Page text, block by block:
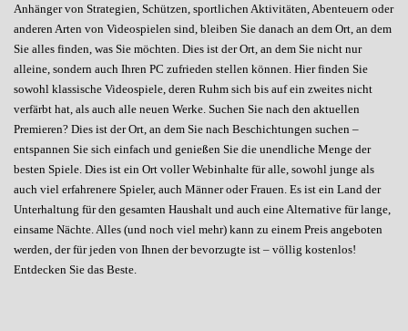
Anhänger von Strategien, Schützen, sportlichen Aktivitäten, Abenteuern oder
anderen Arten von Videospielen sind, bleiben Sie danach an dem Ort, an dem
Sie alles finden, was Sie möchten. Dies ist der Ort, an dem Sie nicht nur
alleine, sondern auch Ihren PC zufrieden stellen können. Hier finden Sie
sowohl klassische Videospiele, deren Ruhm sich bis auf ein zweites nicht
verfärbt hat, als auch alle neuen Werke. Suchen Sie nach den aktuellen
Premieren? Dies ist der Ort, an dem Sie nach Beschichtungen suchen –
entspannen Sie sich einfach und genießen Sie die unendliche Menge der
besten Spiele. Dies ist ein Ort voller Webinhalte für alle, sowohl junge als
auch viel erfahrenere Spieler, auch Männer oder Frauen. Es ist ein Land der
Unterhaltung für den gesamten Haushalt und auch eine Alternative für lange,
einsame Nächte. Alles (und noch viel mehr) kann zu einem Preis angeboten
werden, der für jeden von Ihnen der bevorzugte ist – völlig kostenlos!
Entdecken Sie das Beste.